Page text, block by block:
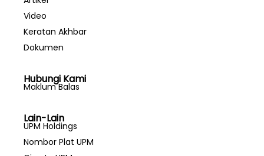
Video
Keratan Akhbar
Dokumen
Hubungi Kami
Maklum Balas
Lain-Lain
UPM Holdings
Nombor Plat UPM